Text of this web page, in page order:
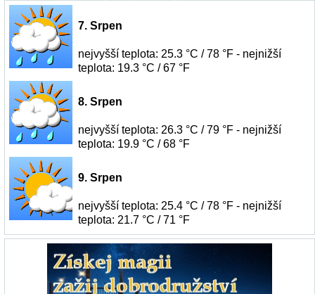
7. Srpen
nejvyšší teplota: 25.3 °C / 78 °F - nejnižší
teplota: 19.3 °C / 67 °F
8. Srpen
nejvyšší teplota: 26.3 °C / 79 °F - nejnižší
teplota: 19.9 °C / 68 °F
9. Srpen
nejvyšší teplota: 25.4 °C / 78 °F - nejnižší
teplota: 21.7 °C / 71 °F